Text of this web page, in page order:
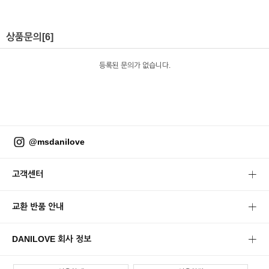
상품문의 [6]
등록된 문의가 없습니다.
@msdanilove
고객센터
교환 반품 안내
DANILOVE 회사 정보